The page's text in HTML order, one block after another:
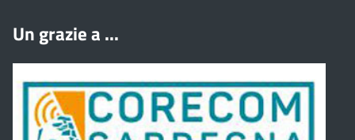
Un grazie a ...